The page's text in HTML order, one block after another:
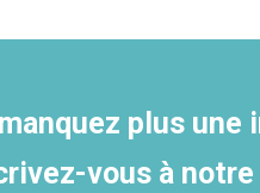
plus une
vous à notre